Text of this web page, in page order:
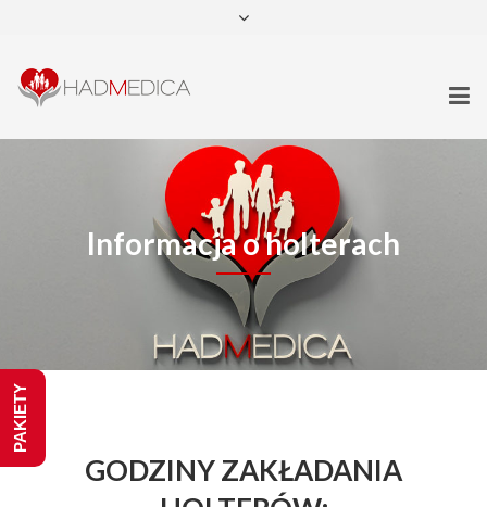
+48 22 452 40 55
Informacja o holterach
GODZINYZAKŁADANIA
PAKIETY